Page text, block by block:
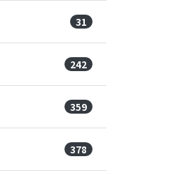
31
242
359
378